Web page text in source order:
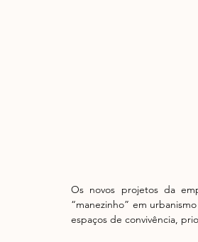
Os novos projetos da
“manezinho” em
espaços de convivência,